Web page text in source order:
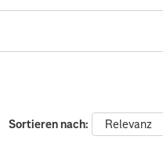
Sortieren nach